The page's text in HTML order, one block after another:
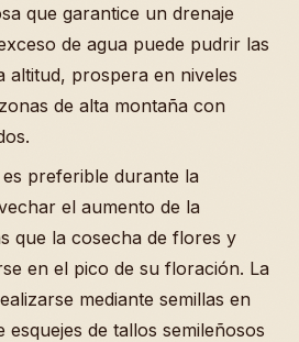
que garantice un drenaje
de agua puede pudrir las
altitud, prospera en niveles
de alta montaña con
preferible durante la
el aumento de la
que la cosecha de flores y
en el pico de su floración. La
mediante semillas en
esquejes de tallos semileñosos